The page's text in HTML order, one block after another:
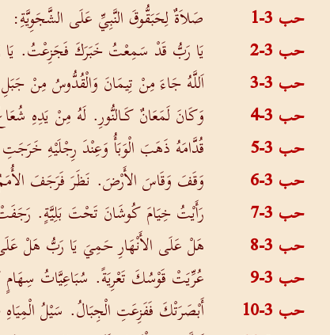
حب 3-1
صَلاَةٌ لِحَبَقُّوقَ النَّبِيِّ عَلَى الشَّجَوِيَّةِ:
حب 3-2
يَا رَبُّ قَدْ سَمِعْتُ خَبَرَكَ فَجَزِعْتُ.
حب 3-3
اَللَّهُ جَاءَ مِنْ تِيمَانَ وَالْقُدُّوسُ مِنْ
حب 3-4
وَكَانَ لَمَعَانٌ كَـالنُّورِ. لَهُ مِنْ يَدِهِ
حب 3-5
قُدَّامَهُ ذَهَبَ الْوَبَأُ وَعِنْدَ رِجْلَيْهِ
حب 3-6
وَقَفَ وَقَاسَ الأَرْضَ. نَظَرَ فَرَجَفَ
حب 3-7
رَأَيْتُ خِيَامَ كُوشَانَ تَحْتَ بَلِيَّةٍ.
حب 3-8
هَلْ عَلَى الأَنْهَارِ حَمِيَ يَا رَبُّ هَلْ
حب 3-9
عُرِّيَتْ قَوْسُكَ تَعْرِيَةً. سُبَاعِيَّاتُ
حب 3-10
أَبْصَرَتْكَ فَفَزِعَتِ الْجِبَالُ. سَيْلُ